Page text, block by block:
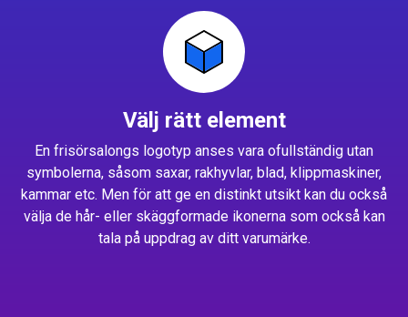
Välj rätt element
En frisörsalongs logotyp anses vara ofullständig utan
symbolerna, såsom saxar, rakhyvlar, blad, klippmaskiner,
kammar etc. Men för att ge en distinkt utsikt kan du också
välja de hår- eller skäggformade ikonerna som också kan
tala på uppdrag av ditt varumärke.